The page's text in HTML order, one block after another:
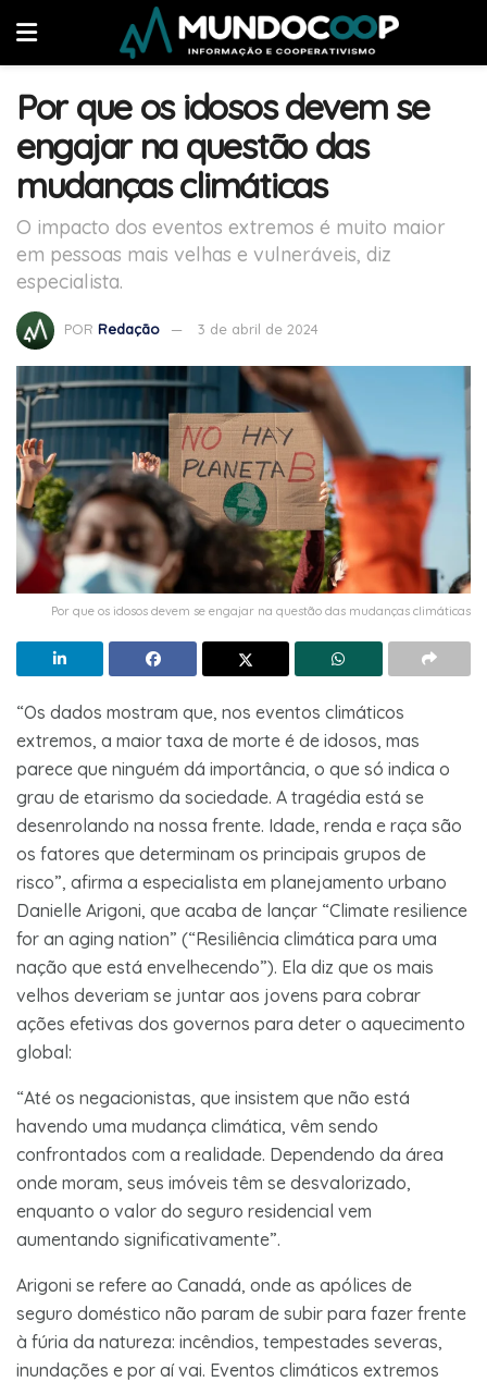
Por que os idosos devem se
engajar na questão das
mudanças climáticas
O impacto dos eventos extremos é muito maior
em pessoas mais velhas e vulneráveis, diz
especialista.
POR Redação 3 de abril de 2024
Por que os idosos devem se engajar na questão das mudanças climáticas
“Os dados mostram que, nos eventos climáticos
extremos, a maior taxa de morte é de idosos, mas
parece que ninguém dá importância, o que só indica o
grau de etarismo da sociedade. A tragédia está se
desenrolando na nossa frente. Idade, renda e raça são
os fatores que determinam os principais grupos de
risco”, afirma a especialista em planejamento urbano
Danielle Arigoni, que acaba de lançar “Climate resilience
for an aging nation” (“Resiliência climática para uma
nação que está envelhecendo”). Ela diz que os mais
velhos deveriam se juntar aos jovens para cobrar
ações efetivas dos governos para deter o aquecimento
global:
“Até os negacionistas, que insistem que não está
havendo uma mudança climática, vêm sendo
confrontados com a realidade. Dependendo da área
onde moram, seus imóveis têm se desvalorizado,
enquanto o valor do seguro residencial vem
aumentando significativamente”.
Arigoni se refere ao Canadá, onde as apólices de
seguro doméstico não param de subir para fazer frente
à fúria da natureza: incêndios, tempestades severas,
inundações e por aí vai. Eventos climáticos extremos